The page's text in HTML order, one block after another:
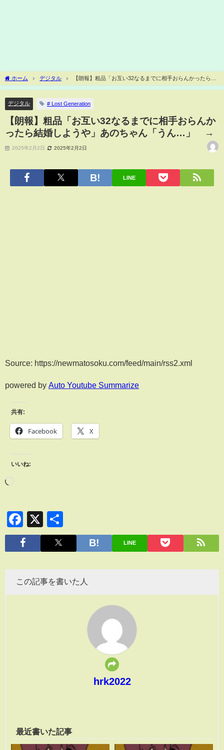
ホーム デジタル
【朗報】粗品「お互い32なるまでに相手おらんかったら結
婚しようや」あのちゃん「うん…」 →
デジタル # Lost Generation
【朗報】粗品「お互い32なるまでに相手おらんか
ったら結婚しようや」あのちゃん「うん…」 →
2025年2月2日 2025年2月2日
LINE
Source: https://newmatosoku.com/feed/main/rss2.xml
powered by Auto Youtube Summarize
共有:
Facebook X
いいね:
Facebook
X
有
LINE
この記事を書いた人
hrk2022
最近書いた記事